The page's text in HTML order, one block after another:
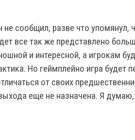
не сообщил, разве что
все так же представлено
и интересной, а игрокам
Но геймплейно игра будет
от своих
еще не назначена. Я